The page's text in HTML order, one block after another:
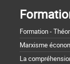
Formation -
Marxisme
La